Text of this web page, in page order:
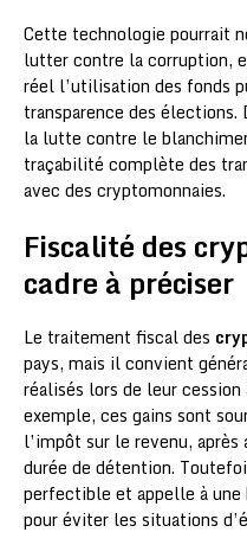
Cette technologie pourrait
lutter contre la corruption,
réel l’utilisation des fonds
transparence des
la lutte contre le
traçabilité complète des
avec des cryptomonnaies.
Fiscalité des
cadre à préciser
Le traitement fiscal des
pays, mais il convient
réalisés lors de leur
exemple, ces gains sont
l’impôt sur le revenu,
durée de détention.
perfectible et appelle à
pour éviter les situations